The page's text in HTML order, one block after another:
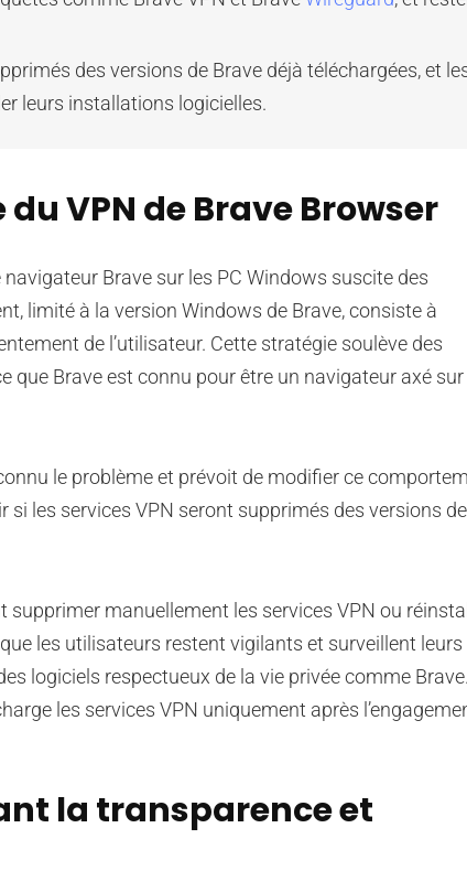
des versions de Brave déjà téléchargées, et
leurs installations logicielles.
VPN de Brave Browser
Brave sur les PC Windows suscite des
limité à la version Windows de Brave, consiste à
de l’utilisateur. Cette stratégie soulève des
Brave est connu pour être un navigateur axé sur
le problème et prévoit de modifier ce
si les services VPN seront supprimés des versions
supprimer manuellement les services VPN ou
les utilisateurs restent vigilants et surveillent leurs
logiciels respectueux de la vie privée comme Brave.
les services VPN uniquement après
la transparence et